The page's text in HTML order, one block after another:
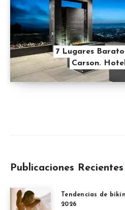
7 Lugares
Carson.
Publicaciones Recientes
Tendencias de
2026